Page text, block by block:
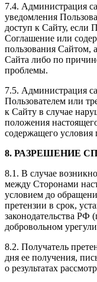
7.4. Администрация
уведомления
доступ к Сайту, если
Соглашение или
пользования Сайтом,
Сайта либо по
проблемы.
7.5. Администрация
Пользователем или
к Сайту в случае
положения
содержащего условия
8. РАЗРЕШЕНИЕ
8.1. В случае
между Сторонами
условием до
претензии в срок,
законодательства РФ
добровольном
8.2. Получатель
дня ее получения,
о результатах